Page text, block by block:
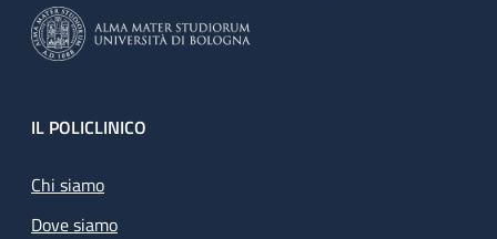
Footer
IL POLICLINICO
Chi siamo
Dove siamo